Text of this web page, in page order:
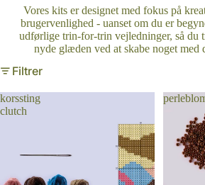
Vores kits er designet med fokus på
brugervenlighed - uanset om du er
udførlige trin-for-trin vejledninger, så du
nyde glæden ved at skabe noget med
Filtrer
korssting
clutch